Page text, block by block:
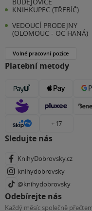
KNIHKUPEC (TŘEBÍČ)
VEDOUCÍ PRODEJNY
(OLOMOUC - OC HANÁ)
Volné pracovní pozice
Platební metody
+ 17
Sledujte nás
KnihyDobrovsky.cz
knihydobrovsky
@knihydobrovsky
Odebírejte nás
Každý měsíc společně